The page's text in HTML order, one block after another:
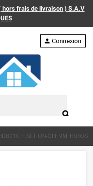
hors frais de livraison ) S.A.V
search
person Connexion
+ SET ON-OFF 9M